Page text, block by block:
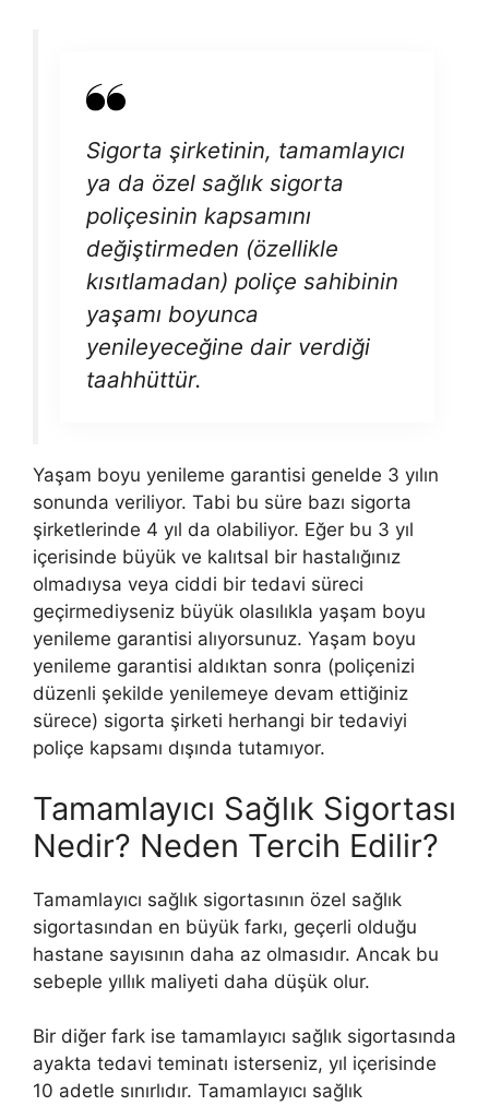
Sigorta şirketinin, tamamlayıcı
ya da özel sağlık sigorta
poliçesinin kapsamını
değiştirmeden (özellikle
kısıtlamadan) poliçe sahibinin
yaşamı boyunca
yenileyeceğine dair verdiği
taahhüttür.
Yaşam boyu yenileme garantisi genelde 3 yılın
sonunda veriliyor. Tabi bu süre bazı sigorta
şirketlerinde 4 yıl da olabiliyor. Eğer bu 3 yıl
içerisinde büyük ve kalıtsal bir hastalığınız
olmadıysa veya ciddi bir tedavi süreci
geçirmediyseniz büyük olasılıkla yaşam boyu
yenileme garantisi alıyorsunuz. Yaşam boyu
yenileme garantisi aldıktan sonra (poliçenizi
düzenli şekilde yenilemeye devam ettiğiniz
sürece) sigorta şirketi herhangi bir tedaviyi
poliçe kapsamı dışında tutamıyor.
Tamamlayıcı Sağlık Sigortası
Nedir? Neden Tercih Edilir?
Tamamlayıcı sağlık sigortasının özel sağlık
sigortasından en büyük farkı, geçerli olduğu
hastane sayısının daha az olmasıdır. Ancak bu
sebeple yıllık maliyeti daha düşük olur.
Bir diğer fark ise tamamlayıcı sağlık sigortasında
ayakta tedavi teminatı isterseniz, yıl içerisinde
10 adetle sınırlıdır. Tamamlayıcı sağlık